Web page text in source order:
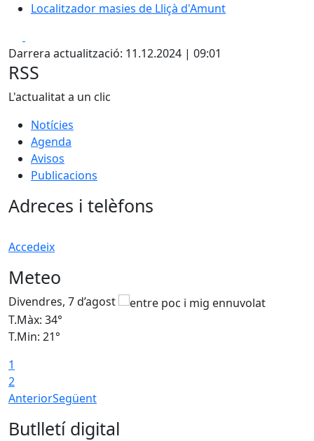
Localitzador masies de Lliçà d'Amunt
Darrera actualització: 11.12.2024 | 09:01
RSS
L'actualitat a un clic
Notícies
Agenda
Avisos
Publicacions
Adreces i telèfons
Accedeix
Meteo
Divendres, 7 d’agost
T.Màx: 34°
T.Min: 21°
1
2
AnteriorSegüent
Butlletí digital